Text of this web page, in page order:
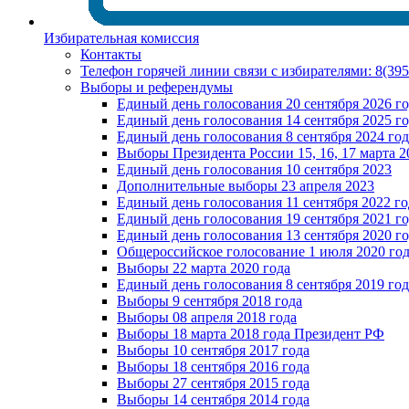
Избирательная комиссия
Контакты
Телефон горячей линии связи с избирателями:
Выборы и референдумы
Единый день голосования 20 сентября 2026
Единый день голосования 14 сентября 2025
Единый день голосования 8 сентября 2024
Выборы Президента России 15, 16, 17 марта
Единый день голосования 10 сентября 2023
Дополнительные выборы 23 апреля 2023
Единый день голосования 11 сентября 2022
Единый день голосования 19 сентября 2021
Единый день голосования 13 сентября 2020
Общероссийское голосование 1 июля 2020
Выборы 22 марта 2020 года
Единый день голосования 8 сентября 2019
Выборы 9 сентября 2018 года
Выборы 08 апреля 2018 года
Выборы 18 марта 2018 года Президент РФ
Выборы 10 сентября 2017 года
Выборы 18 сентября 2016 года
Выборы 27 сентября 2015 года
Выборы 14 сентября 2014 года